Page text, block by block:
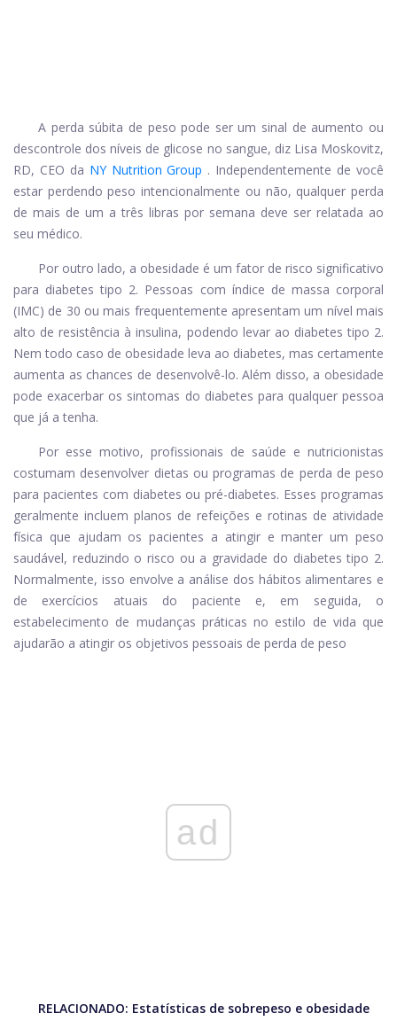
A perda súbita de peso pode ser um sinal de aumento ou
descontrole dos níveis de glicose no sangue, diz Lisa Moskovitz,
RD, CEO da NY Nutrition Group . Independentemente de você
estar perdendo peso intencionalmente ou não, qualquer perda
de mais de um a três libras por semana deve ser relatada ao
seu médico.
Por outro lado, a obesidade é um fator de risco significativo
para diabetes tipo 2. Pessoas com índice de massa corporal
(IMC) de 30 ou mais frequentemente apresentam um nível mais
alto de resistência à insulina, podendo levar ao diabetes tipo 2.
Nem todo caso de obesidade leva ao diabetes, mas certamente
aumenta as chances de desenvolvê-lo. Além disso, a obesidade
pode exacerbar os sintomas do diabetes para qualquer pessoa
que já a tenha.
Por esse motivo, profissionais de saúde e nutricionistas
costumam desenvolver dietas ou programas de perda de peso
para pacientes com diabetes ou pré-diabetes. Esses programas
geralmente incluem planos de refeições e rotinas de atividade
física que ajudam os pacientes a atingir e manter um peso
saudável, reduzindo o risco ou a gravidade do diabetes tipo 2.
Normalmente, isso envolve a análise dos hábitos alimentares e
de exercícios atuais do paciente e, em seguida, o
estabelecimento de mudanças práticas no estilo de vida que
ajudarão a atingir os objetivos pessoais de perda de peso
ad
RELACIONADO: Estatísticas de sobrepeso e obesidade